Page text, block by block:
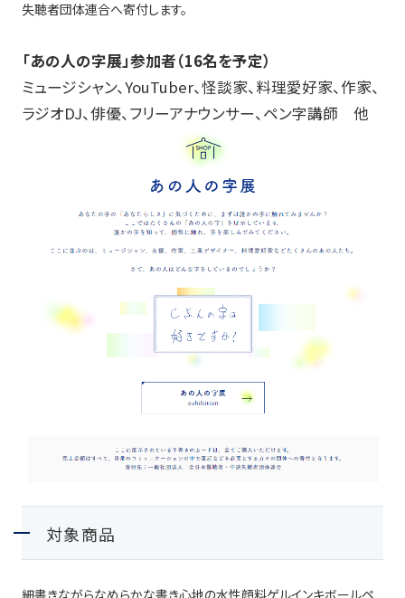
失聴者団体連合へ寄付します。
「あの人の字展」参加者（16名を予定）
ミュージシャン、YouTuber、怪談家、料理愛好家、作家、
ラジオDJ、俳優、フリーアナウンサー、ペン字講師 他
対象商品